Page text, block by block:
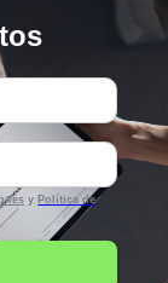
y Política de